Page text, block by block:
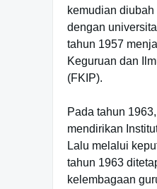
kemudian
dengan
tahun 1957
Keguruan dan
(FKIP).
Pada tahun
mendirikan
Lalu melalui
tahun 1963
kelembagaan